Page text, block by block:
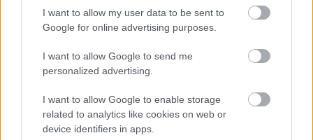
I want to allow my user data to be sent to
Google for online advertising purposes.
I want to allow Google to send me
personalized advertising.
I want to allow Google to enable storage
related to analytics like cookies on web or
device identifiers in apps.
Támogatott tartalom
Címkék:Hatszín Teátrum